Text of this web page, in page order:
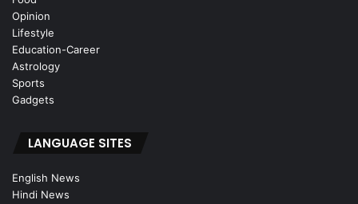
Opinion
Lifestyle
Education-Career
Astrology
Sports
Gadgets
LANGUAGE SITES
English News
Hindi News